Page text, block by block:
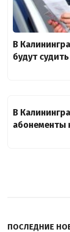
В
будут
В
абонементы
ПОСЛЕДНИЕ